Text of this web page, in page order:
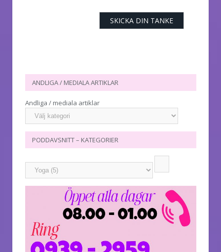
ANDLIGA / MEDIALA ARTIKLAR
Andliga / mediala artiklar
PODDAVSNITT – KATEGORIER